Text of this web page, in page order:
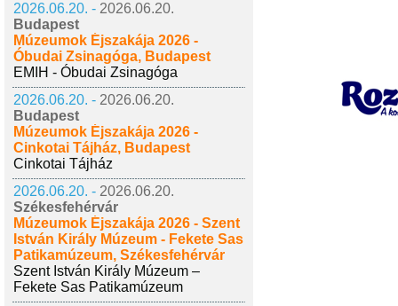
2026.06.20. - 2026.06.20.
Budapest
Múzeumok Éjszakája 2026 -
Óbudai Zsinagóga, Budapest
EMIH - Óbudai Zsinagóga
2026.06.20. - 2026.06.20.
Budapest
Múzeumok Éjszakája 2026 -
Cinkotai Tájház, Budapest
Cinkotai Tájház
2026.06.20. - 2026.06.20.
Székesfehérvár
Múzeumok Éjszakája 2026 - Szent
István Király Múzeum - Fekete Sas
Patikamúzeum, Székesfehérvár
Szent István Király Múzeum –
Fekete Sas Patikamúzeum